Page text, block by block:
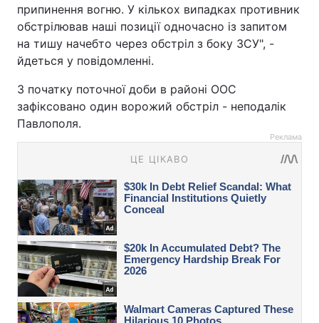
припинення вогню. У кількох випадках противник
обстрілював наші позиції одночасно із запитом
на тишу начебто через обстріл з боку ЗСУ", -
йдеться у повідомленні.
З початку поточної доби в районі ООС
зафіксовано один ворожий обстріл - неподалік
Павлополя.
Реклама